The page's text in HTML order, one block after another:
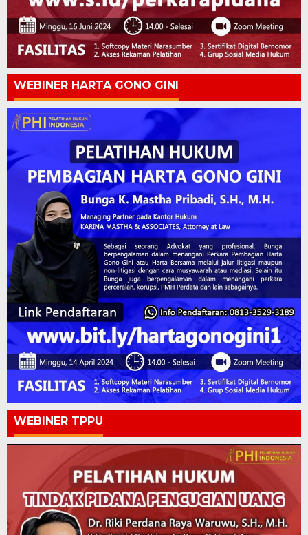
WEBINER HARTA GONO GINI
WEBINER TPPU